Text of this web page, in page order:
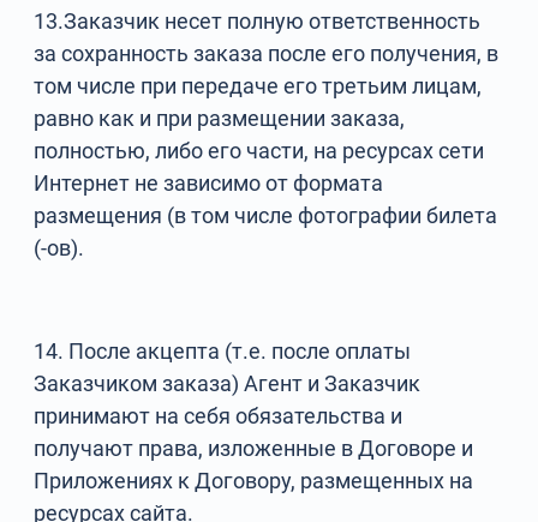
13.Заказчик несет полную ответственность
за сохранность заказа после его получения, в
том числе при передаче его третьим лицам,
равно как и при размещении заказа,
полностью, либо его части, на ресурсах сети
Интернет не зависимо от формата
размещения (в том числе фотографии билета
(-ов).
14. После акцепта (т.е. после оплаты
Заказчиком заказа) Агент и Заказчик
принимают на себя обязательства и
получают права, изложенные в Договоре и
Приложениях к Договору, размещенных на
ресурсах сайта.